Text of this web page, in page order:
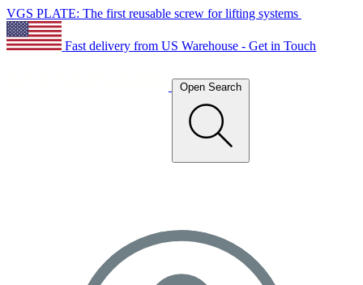
VGS PLATE: The first reusable screw for lifting systems
Fast delivery from US Warehouse - Get in Touch
Open Search